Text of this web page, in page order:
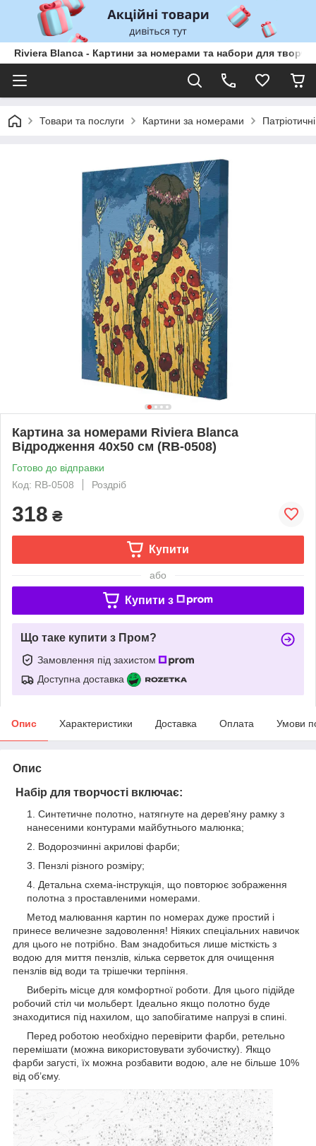
Riviera Blanca - Картини за номерами та набори для
Товари та послуги Картини за номерами Патріотичні
Картина за номерами Riviera Blanca
Відродження 40x50 см (RB-0508)
Готово до відправки
Код: RB-0508
Роздріб
318 ₴
Купити
або
Купити з
Що таке купити з Пром?
Замовлення під захистом
Доступна доставка
Опис Характеристики Доставка Оплата Умови
Опис
Набір для творчості включає:
Синтетичне полотно, натягнуте на дерев'яну рамку з
нанесеними контурами майбутнього малюнка;
Водорозчинні акрилові фарби;
Пензлі різного розміру;
Детальна схема-інструкція, що повторює зображення
полотна з проставленими номерами.
Метод малювання картин по номерах дуже простий і
принесе величезне задоволення! Ніяких спеціальних навичок
для цього не потрібно. Вам знадобиться лише місткість з
водою для миття пензлів, кілька серветок для очищення
пензлів від води та трішечки терпіння.
Виберіть місце для комфортної роботи. Для цього підійде
робочий стіл чи мольберт. Ідеально якщо полотно буде
знаходитися під нахилом, що запобігатиме напрузі в спині.
Перед роботою необхідно перевірити фарби, ретельно
перемішати (можна використовувати зубочистку). Якщо
фарби загусті, їх можна розбавити водою, але не більше 10%
від об’єму.